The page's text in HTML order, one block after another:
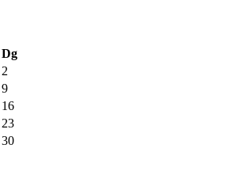
Dg
2
9
16
23
30